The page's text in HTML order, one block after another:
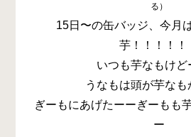
る）
15日〜の缶バッジ、今月
芋！！！！！
いつも芋なもけど
うなもは頭が芋なも
ぎーもにあげたーーぎーもも
ー